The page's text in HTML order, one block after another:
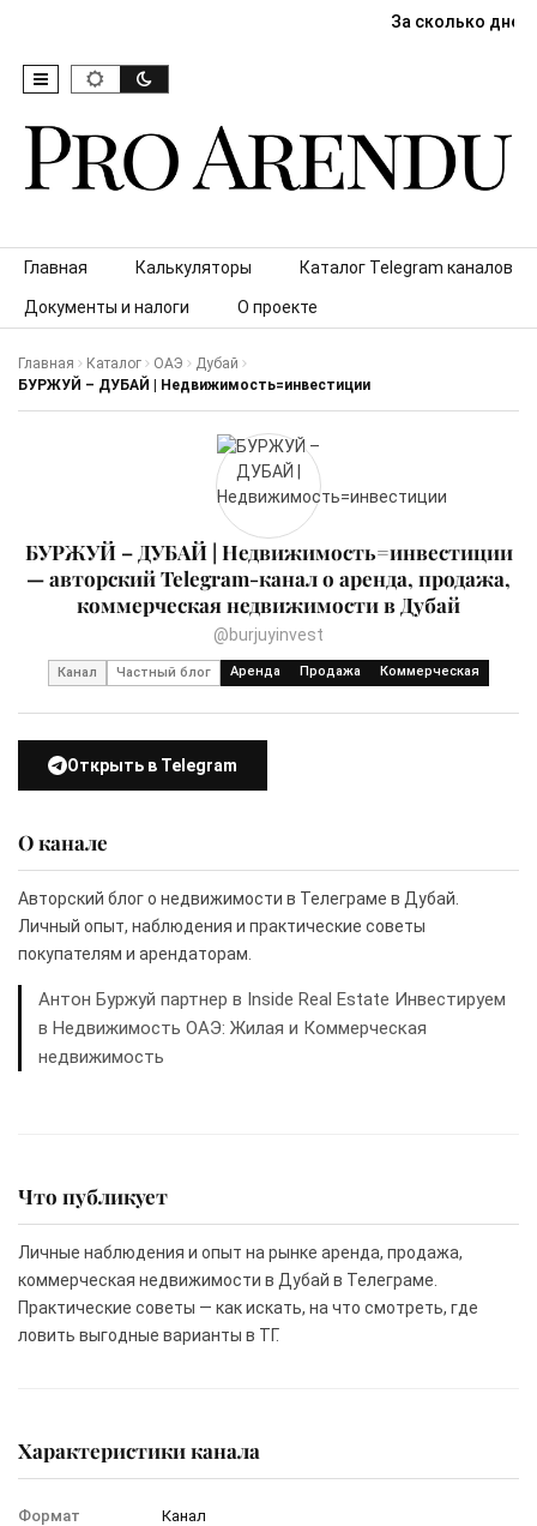
За сколько дней
Skip to content
Главная Калькуляторы Каталог Telegram каналов
Документы и налоги О проекте
Главная Каталог ОАЭ
Дубай
БУРЖУЙ – ДУБАЙ | Недвижимость=инвестиции
БУРЖУЙ – ДУБАЙ | Недвижимость=инвестиции
— авторский Telegram-канал о аренда, продажа,
коммерческая недвижимости в Дубай
@burjuyinvest
Канал Частный блог Аренда Продажа Коммерческая
Открыть в Telegram
О канале
Авторский блог о недвижимости в Телеграме в Дубай.
Личный опыт, наблюдения и практические советы
покупателям и арендаторам.
Антон Буржуй партнер в Inside Real Estate Инвестируем
в Недвижимость ОАЭ: Жилая и Коммерческая
недвижимость
Что публикует
Личные наблюдения и опыт на рынке аренда, продажа,
коммерческая недвижимости в Дубай в Телеграме.
Практические советы — как искать, на что смотреть, где
ловить выгодные варианты в ТГ.
Характеристики канала
Формат Канал